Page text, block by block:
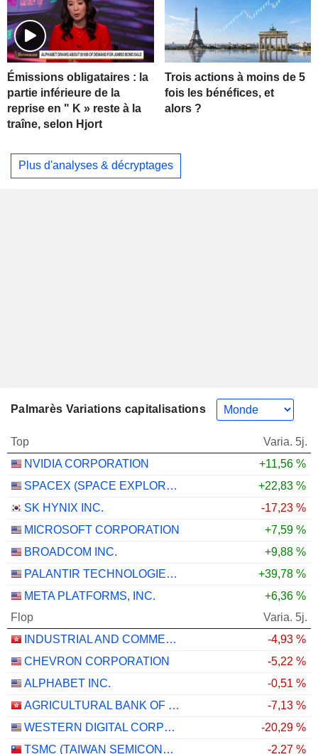
Émissions obligataires : la
partie inférieure de la
reprise en " K » reste à la
traîne, selon Hjort
Trois actions à moins de 5
fois les bénéfices, et
alors ?
Plus d'analyses & décryptages
Palmarès Variations capitalisations
Top
Varia. 5j.
NVIDIA CORPORATION
+11,56 %
SPACEX (SPACE EXPLORATION TECHNOLOGIES)
+22,83 %
SK HYNIX INC.
-17,23 %
MICROSOFT CORPORATION
+7,59 %
BROADCOM INC.
+9,88 %
PALANTIR TECHNOLOGIES INC.
+39,78 %
META PLATFORMS, INC.
+6,36 %
Flop
Varia. 5j.
INDUSTRIAL AND COMMERCIAL BANK OF CHINA LIMITED
-4,93 %
CHEVRON CORPORATION
-5,22 %
ALPHABET INC.
-0,51 %
AGRICULTURAL BANK OF CHINA LIMITED
-7,13 %
WESTERN DIGITAL CORPORATION
-20,29 %
TSMC (TAIWAN SEMICONDUCTOR MANUFACTURING COMPANY)
-2,27 %